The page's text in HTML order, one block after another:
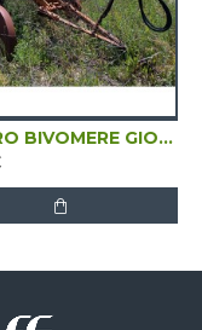
ARATRO BIVOMERE GIORGI - TRAINATO